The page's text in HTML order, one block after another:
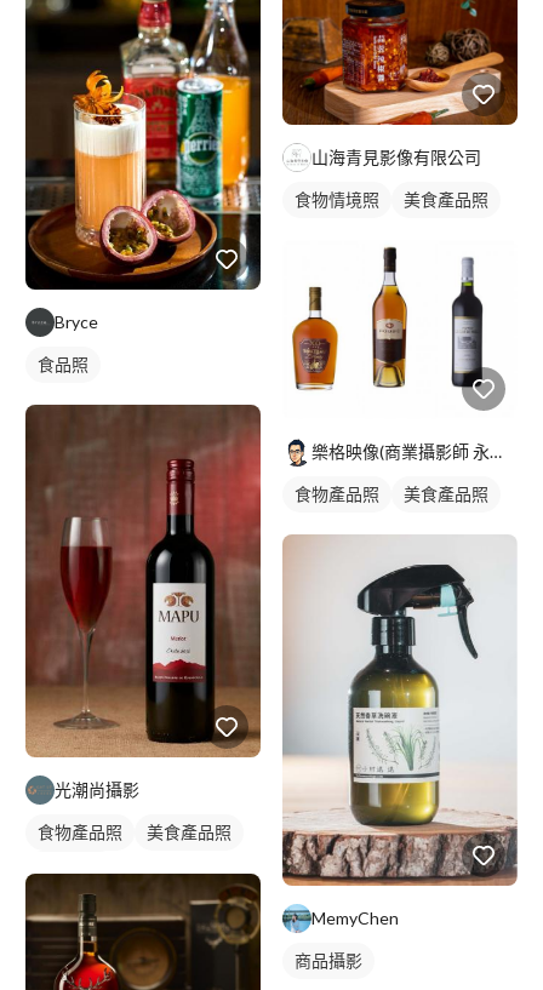
Bryce
食品照
光潮尚攝影
食物產品照
美食產品照
商品攝影
山海青見影像有限公司
食物情境照 美食產品照
樂格映像(商業攝影師 永逢Nick)
食物產品照 美食產品照
MemyChen
商品攝影